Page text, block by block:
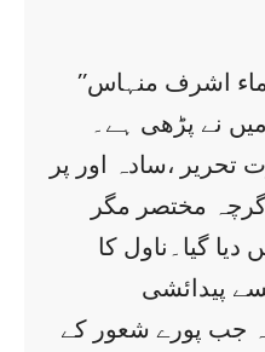
’’اک ستارہ تھی میں‘‘اسماء اشرف منہاس
نے پڑھی ہے۔
تحریر ،سادہ اور پر
مختصر مگر
دیا گیا۔ناول کا
پیدائشی
کہ جب پورے شعور کے